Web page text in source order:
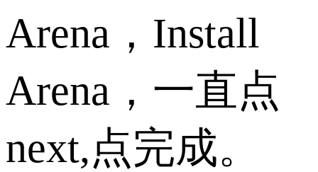
Arena，Install
Arena，一直点
next,点完成。